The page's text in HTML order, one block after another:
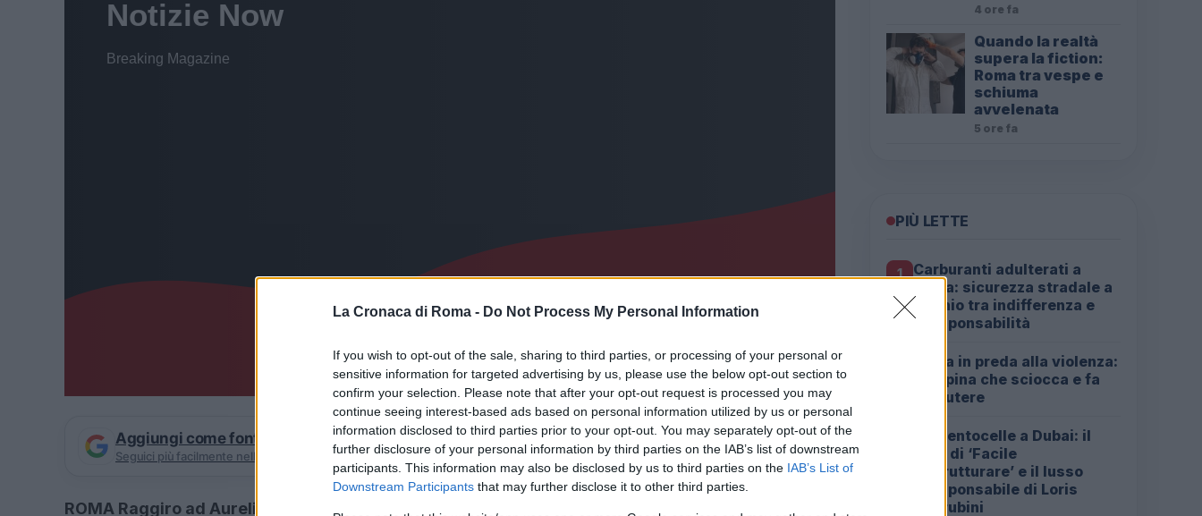
La Cronaca di Roma - Do Not Process My Personal Information
If you wish to opt-out of the sale, sharing to third parties, or processing of your personal or
sensitive information for targeted advertising by us, please use the below opt-out section to
confirm your selection. Please note that after your opt-out request is processed you may
continue seeing interest-based ads based on personal information utilized by us or personal
information disclosed to third parties prior to your opt-out. You may separately opt-out of the
further disclosure of your personal information by third parties on the IAB’s list of downstream
participants. This information may also be disclosed by us to third parties on the IAB’s List of
Downstream Participants that may further disclose it to other third parties.
Aggiungi come fonte preferita su Google
Seguici più facilmente nelle notizie consigliate
ROMA Raggiro ad Aurelia Sordi, la decisione del Giudice.
4 ore fa
Quando la realtà
supera la fiction:
Roma tra vespe e
schiuma
avvelenata
5 ore fa
PIÙ LETTE
1
Carburanti adulterati a
Roma: sicurezza stradale a
rischio tra indifferenza e
irresponsabilità
Roma in preda alla violenza:
la rapina che sciocca e fa
discutere
Da Centocelle a Dubai: il
crac di ‘Facile
Ristrutturare’ e il lusso
irresponsabile di Loris
Cherubini